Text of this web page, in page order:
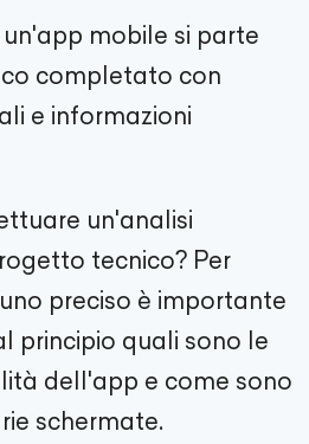
mobile si parte
completato con
e informazioni
un'analisi
tecnico? Per
preciso è importante
principio quali sono le
dell'app e come sono
schermate.